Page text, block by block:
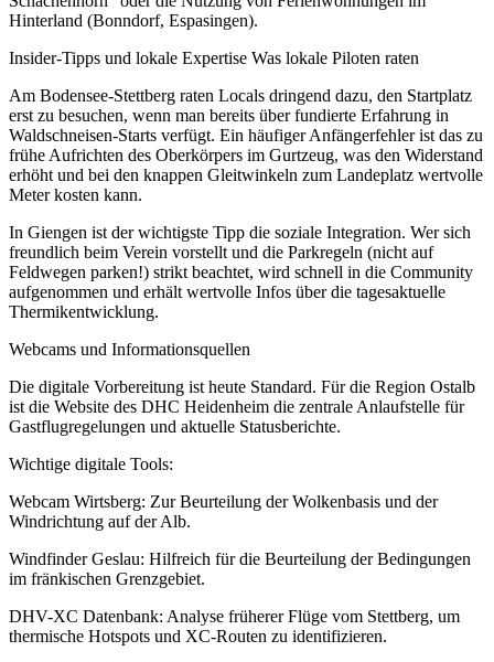
Hinterland (Bonndorf, Espasingen).
Insider-Tipps und lokale Expertise Was lokale Piloten raten
Am Bodensee-Stettberg raten Locals dringend dazu, den Startplatz
erst zu besuchen, wenn man bereits über fundierte Erfahrung in
Waldschneisen-Starts verfügt. Ein häufiger Anfängerfehler ist das zu
frühe Aufrichten des Oberkörpers im Gurtzeug, was den Widerstand
erhöht und bei den knappen Gleitwinkeln zum Landeplatz wertvolle
Meter kosten kann.
In Giengen ist der wichtigste Tipp die soziale Integration. Wer sich
freundlich beim Verein vorstellt und die Parkregeln (nicht auf
Feldwegen parken!) strikt beachtet, wird schnell in die Community
aufgenommen und erhält wertvolle Infos über die tagesaktuelle
Thermikentwicklung.
Webcams und Informationsquellen
Die digitale Vorbereitung ist heute Standard. Für die Region Ostalb
ist die Website des DHC Heidenheim die zentrale Anlaufstelle für
Gastflugregelungen und aktuelle Statusberichte.
Wichtige digitale Tools:
Webcam Wirtsberg: Zur Beurteilung der Wolkenbasis und der
Windrichtung auf der Alb.
Windfinder Geslau: Hilfreich für die Beurteilung der Bedingungen
im fränkischen Grenzgebiet.
DHV-XC Datenbank: Analyse früherer Flüge vom Stettberg, um
thermische Hotspots und XC-Routen zu identifizieren.